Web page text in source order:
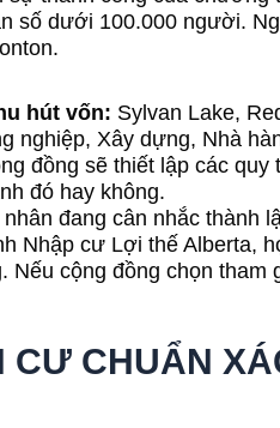
số dưới 100.000 người.
hút vốn: Sylvan Lake,
nghiệp, Xây dựng, Nhà
đồng sẽ thiết lập các
đó hay không.
đang cân nhắc thành
Nhập cư Lợi thế Alberta,
Nếu cộng đồng chọn
CHUẨN